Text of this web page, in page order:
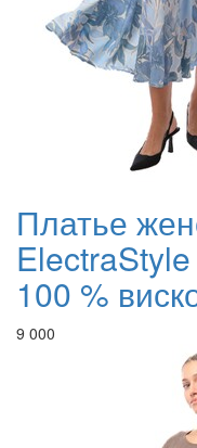
Платье
100 %
9 000